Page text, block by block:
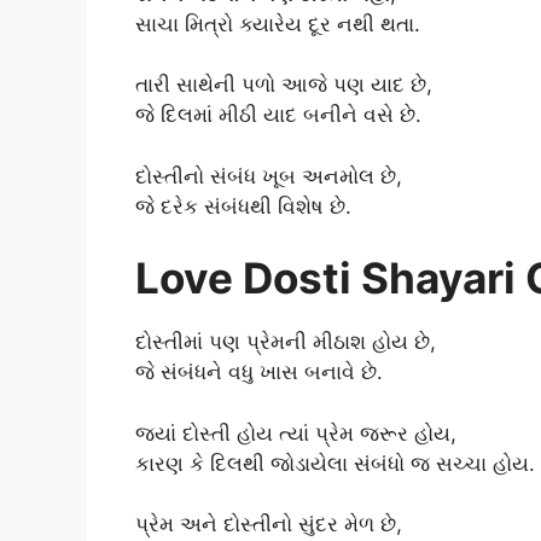
સાચા મિત્રો ક્યારેય દૂર નથી થતા.
તારી સાથેની પળો આજે પણ યાદ છે,
જે દિલમાં મીઠી યાદ બનીને વસે છે.
દોસ્તીનો સંબંધ ખૂબ અનમોલ છે,
જે દરેક સંબંધથી વિશેષ છે.
Love Dosti Shayari
દોસ્તીમાં પણ પ્રેમની મીઠાશ હોય છે,
જે સંબંધને વધુ ખાસ બનાવે છે.
જ્યાં દોસ્તી હોય ત્યાં પ્રેમ જરૂર હોય,
કારણ કે દિલથી જોડાયેલા સંબંધો જ સચ્ચા હોય.
પ્રેમ અને દોસ્તીનો સુંદર મેળ છે,